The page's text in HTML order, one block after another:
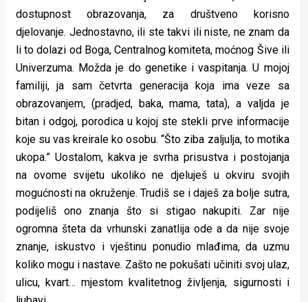
dostupnost obrazovanja, za društveno korisno
djelovanje. Jednostavno, ili ste takvi ili niste, ne znam da
li to dolazi od Boga, Centralnog komiteta, moćnog Šive ili
Univerzuma. Možda je do genetike i vaspitanja. U mojoj
familiji, ja sam četvrta generacija koja ima veze sa
obrazovanjem, (pradjed, baka, mama, tata), a valjda je
bitan i odgoj, porodica u kojoj ste stekli prve informacije
koje su vas kreirale ko osobu. “Što ziba zaljulja, to motika
ukopa.” Uostalom, kakva je svrha prisustva i postojanja
na ovome svijetu ukoliko ne djeluješ u okviru svojih
mogućnosti na okruženje. Trudiš se i daješ za bolje sutra,
podijeliš ono znanja što si stigao nakupiti. Zar nije
ogromna šteta da vrhunski zanatlija ode a da nije svoje
znanje, iskustvo i vještinu ponudio mlađima, da uzmu
koliko mogu i nastave. Zašto ne pokušati učiniti svoj ulaz,
ulicu, kvart… mjestom kvalitetnog življenja, sigurnosti i